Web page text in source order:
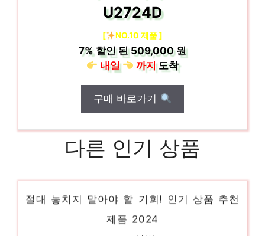
U2724D
[ NO.10 제품 ]
7%할인 된509,000 원
내일
까지도착
구매 바로가기
다른 인기 상품
맥프로2013